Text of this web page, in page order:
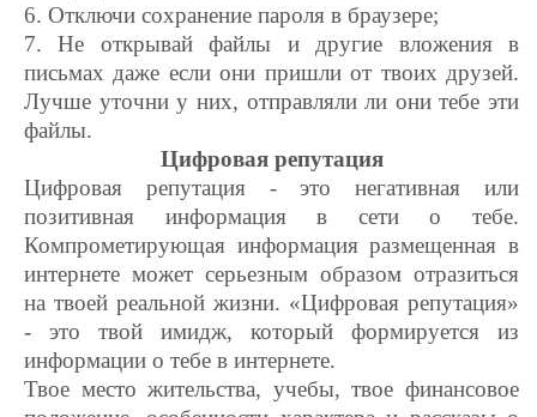
6. Отключи сохранение пароля в браузере;
7. Не открывай файлы и другие вложения в
письмах даже если они пришли от твоих друзей.
Лучше уточни у них, отправляли ли они тебе эти
файлы.
Цифровая репутация
Цифровая репутация - это негативная или
позитивная информация в сети о тебе.
Компрометирующая информация размещенная в
интернете может серьезным образом отразиться
на твоей реальной жизни. «Цифровая репутация»
- это твой имидж, который формируется из
информации о тебе в интернете.
Твое место жительства, учебы, твое финансовое